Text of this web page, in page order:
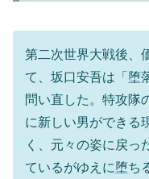
第二次世界大戦後、
て、坂口安吾は「堕
問い直した。特攻隊
に新しい男ができる
く、元々の姿に戻っ
ているがゆえに堕ち